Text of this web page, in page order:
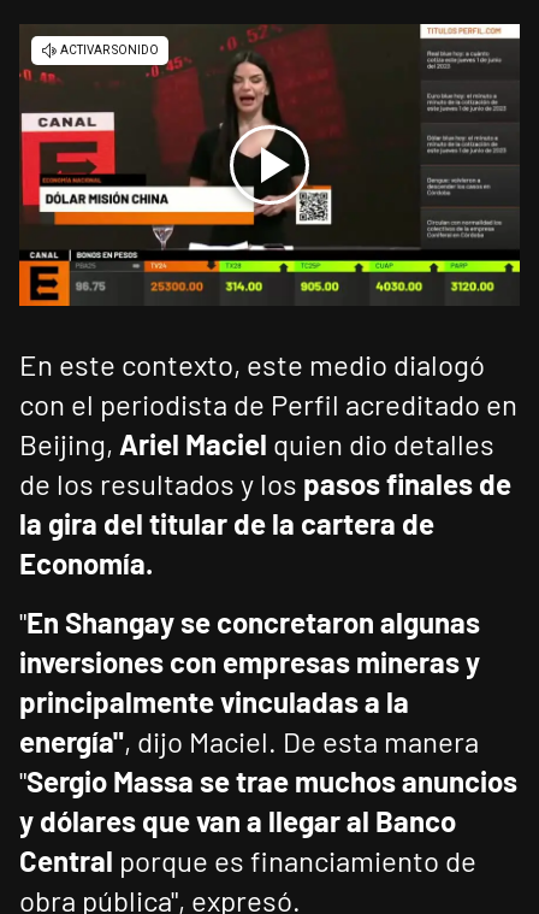
En este contexto, este medio dialogó
con el periodista de Perfil acreditado en
Beijing, Ariel Maciel quien dio detalles
de los resultados y los pasos finales de
la gira del titular de la cartera de
Economía.
"En Shangay se concretaron algunas
inversiones con empresas mineras y
principalmente vinculadas a la
energía", dijo Maciel. De esta manera
"Sergio Massa se trae muchos anuncios
y dólares que van a llegar al Banco
Central porque es financiamiento de
obra pública", expresó.